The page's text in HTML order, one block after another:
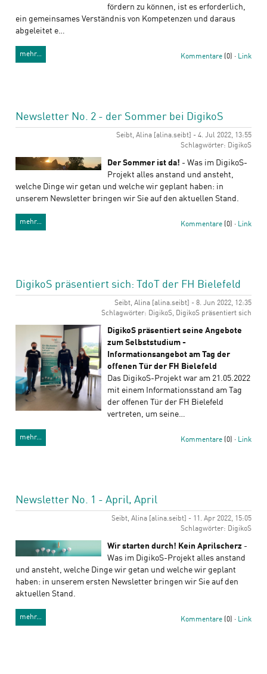
fördern zu können, ist es erforderlich,
ein gemeinsames Verständnis von Kompetenzen und daraus
abgeleitet e…
mehr… Kommentare (0) · Link
Newsletter No. 2 - der Sommer bei DigikoS
Seibt, Alina [alina.seibt] - 4. Jul 2022, 13:55
Schlagwörter: DigikoS
Der Sommer ist da! - Was im DigikoS-
Projekt alles anstand und ansteht,
welche Dinge wir getan und welche wir geplant haben: in
unserem Newsletter bringen wir Sie auf den aktuellen Stand.
mehr… Kommentare (0) · Link
DigikoS präsentiert sich: TdoT der FH Bielefeld
Seibt, Alina [alina.seibt] - 8. Jun 2022, 12:35
Schlagwörter: DigikoS, DigikoS präsentiert sich
DigikoS präsentiert seine Angebote
zum Selbststudium -
Informationsangebot am Tag der
offenen Tür der FH Bielefeld
Das DigikoS-Projekt war am 21.05.2022
mit einem Informationsstand am Tag
der offenen Tür der FH Bielefeld
vertreten, um seine…
mehr… Kommentare (0) · Link
Newsletter No. 1 - April, April
Seibt, Alina [alina.seibt] - 11. Apr 2022, 15:05
Schlagwörter: DigikoS
Wir starten durch! Kein Aprilscherz -
Was im DigikoS-Projekt alles anstand
und ansteht, welche Dinge wir getan und welche wir geplant
haben: in unserem ersten Newsletter bringen wir Sie auf den
aktuellen Stand.
mehr… Kommentare (0) · Link